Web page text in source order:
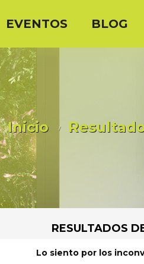
EVENTOS BLOG
Inicio
RESULTADOS
Lo siento por los